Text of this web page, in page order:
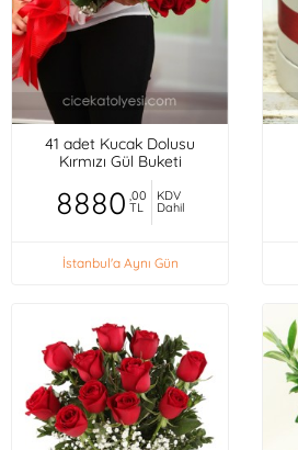
41 adet Kucak Dolusu
Kırmızı Gül Buketi
8880 ,00
TL
KDV
Dahil
İstanbul'a Aynı Gün